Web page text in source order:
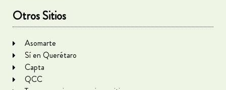
Otros Sitios
Asomarte
Sí en Querétaro
Capta
QCC